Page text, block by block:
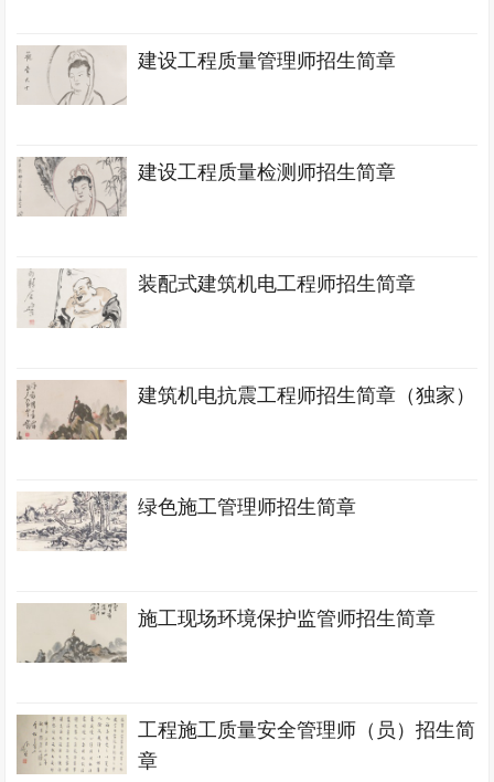
建设工程质量管理师招生简章
建设工程质量检测师招生简章
装配式建筑机电工程师招生简章
建筑机电抗震工程师招生简章（独家）
绿色施工管理师招生简章
施工现场环境保护监管师招生简章
工程施工质量安全管理师（员）招生简
章